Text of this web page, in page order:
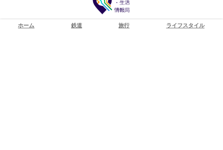
ホーム 鉄道 旅行 ライフスタイル